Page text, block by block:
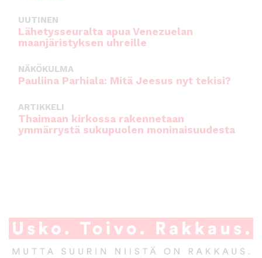
UUTINEN
Lähetysseuralta apua Venezuelan
maanjäristyksen uhreille
NÄKÖKULMA
Pauliina Parhiala: Mitä Jeesus nyt tekisi?
ARTIKKELI
Thaimaan kirkossa rakennetaan
ymmärrystä sukupuolen moninaisuudesta